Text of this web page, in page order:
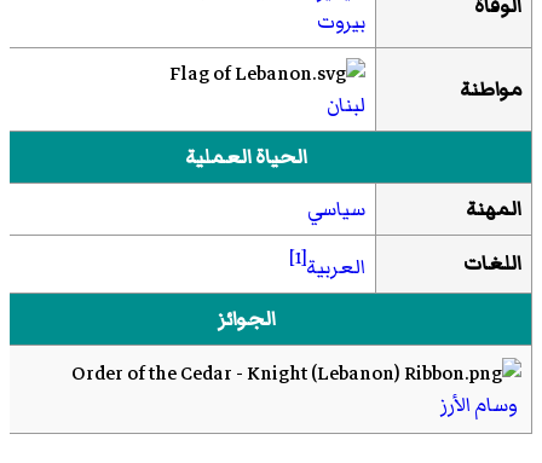
الوفاة
بيروت
مواطنة
لبنان
الحياة العملية
المهنة
سياسي
اللغات
العربية[1]
الجوائز
وسام الأرز